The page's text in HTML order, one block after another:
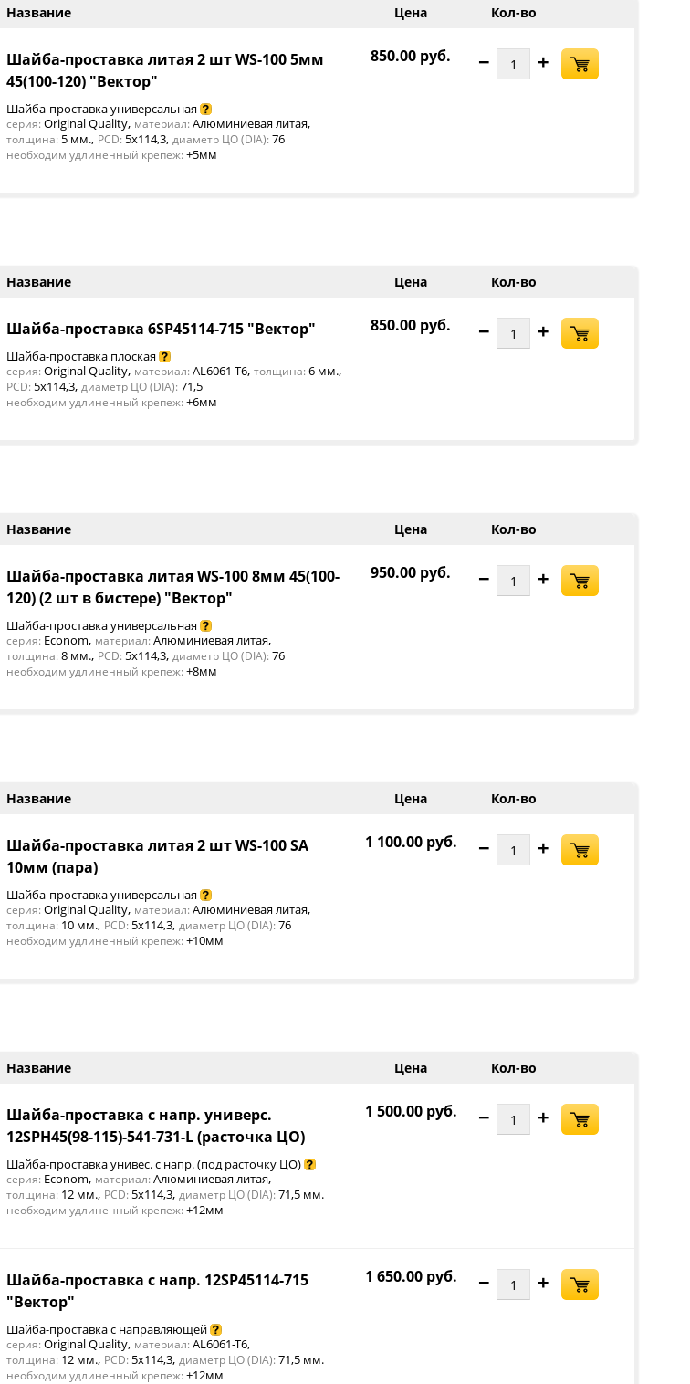
Кол-во
Цена
Название
− +
850.00 руб.
Шайба-проставка литая 2 шт WS-100 5мм
45(100-120) "Вектор"
Шайба-проставка универсальная
серия: Original Quality, материал: Алюминиевая литая,
толщина: 5 мм., PCD: 5x114,3,диаметр ЦО (DIA): 76
необходим удлиненный крепеж: +5мм
Кол-во
Цена
Название
− +
850.00 руб.
Шайба-проставка 6SP45114-715 "Вектор"
Шайба-проставка плоская
серия: Original Quality, материал: AL6061-T6,толщина: 6 мм.,
PCD: 5x114,3,диаметр ЦО (DIA): 71,5
необходим удлиненный крепеж: +6мм
Кол-во
Цена
Название
− +
950.00 руб.
Шайба-проставка литая WS-100 8мм 45(100-
120) (2 шт в бистере) "Вектор"
Шайба-проставка универсальная
серия: Econom, материал: Алюминиевая литая,
толщина: 8 мм., PCD: 5x114,3,диаметр ЦО (DIA): 76
необходим удлиненный крепеж: +8мм
Кол-во
Цена
Название
− +
1 100.00 руб.
Шайба-проставка литая 2 шт WS-100 SA
10мм (пара)
Шайба-проставка универсальная
серия: Original Quality, материал: Алюминиевая литая,
толщина: 10 мм., PCD: 5x114,3,диаметр ЦО (DIA): 76
необходим удлиненный крепеж: +10мм
Кол-во
Цена
Название
− +
1 500.00 руб.
Шайба-проставка с напр. универс.
12SPH45(98-115)-541-731-L (расточка ЦО)
Шайба-проставка унивес. с напр. (под расточку ЦО)
серия: Econom, материал: Алюминиевая литая,
толщина: 12 мм., PCD: 5x114,3,диаметр ЦО (DIA): 71,5 мм.
необходим удлиненный крепеж: +12мм
− +
1 650.00 руб.
Шайба-проставка с напр. 12SP45114-715
"Вектор"
Шайба-проставка с направляющей
серия: Original Quality, материал: AL6061-T6,
толщина: 12 мм., PCD: 5x114,3,диаметр ЦО (DIA): 71,5 мм.
необходим удлиненный крепеж: +12мм